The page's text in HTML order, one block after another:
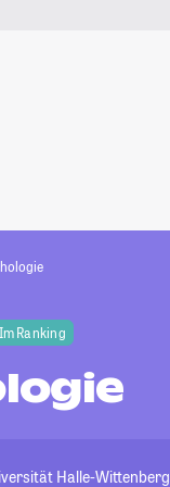
Im Ranking
Halle-Wittenberg